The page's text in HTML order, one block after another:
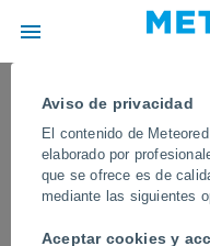
Aviso de privacidad
El contenido de
elaborado por
que se ofrece es de
mediante las siguientes
Aceptar cookies y